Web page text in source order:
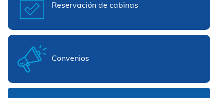
Reservación de cabinas
Convenios